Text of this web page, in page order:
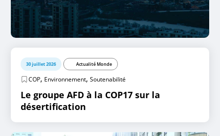
30 juillet 2026 Actualité Monde
COP, Environnement,Soutenabilité
Le groupe AFD à la COP17 sur la
désertification